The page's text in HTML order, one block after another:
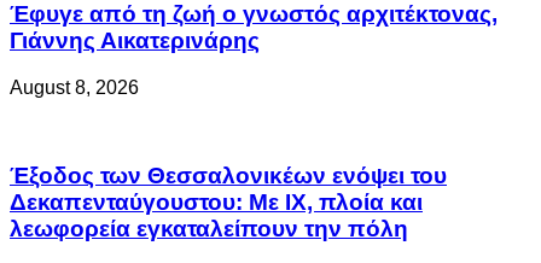
Έφυγε από τη ζωή ο γνωστός αρχιτέκτονας,
Γιάννης Αικατερινάρης
August 8, 2026
Έξοδος των Θεσσαλονικέων ενόψει του
Δεκαπενταύγουστου: Με ΙΧ, πλοία και
λεωφορεία εγκαταλείπουν την πόλη